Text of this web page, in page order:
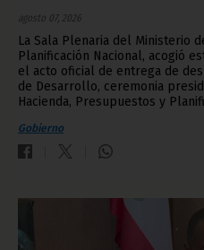
agosto 07, 2026
La Sala Plenaria del Ministerio
Planificación Nacional, acogió
el acto oficial de entrega de
de Desarrollo, ceremonia
Hacienda, Presupuestos y
Gobierno